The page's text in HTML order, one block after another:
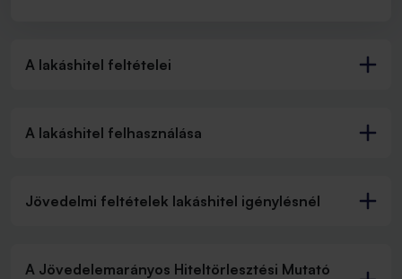
A lakáshitel feltételei
A lakáshitel felhasználása
Jövedelmi feltételek lakáshitel igénylésnél
A Jövedelemarányos Hiteltörlesztési Mutató